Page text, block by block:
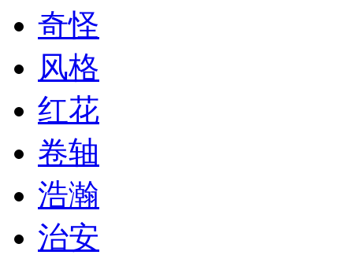
奇怪
风格
红花
卷轴
浩瀚
治安